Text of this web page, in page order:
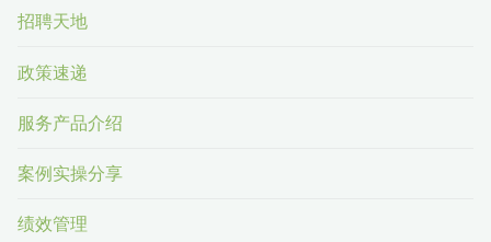
招聘天地
政策速递
服务产品介绍
案例实操分享
绩效管理